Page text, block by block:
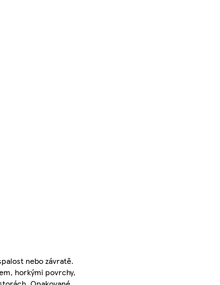
nebo závratě.
horkými povrchy,